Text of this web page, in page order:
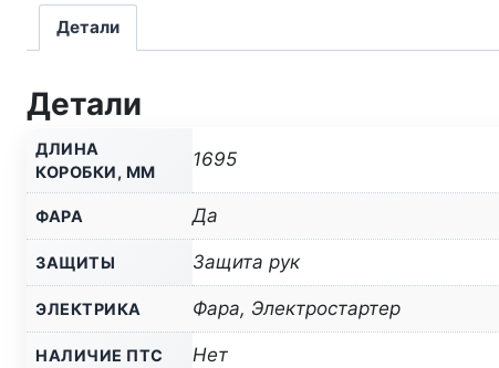
Детали
Детали
ДЛИНА
КОРОБКИ, ММ
1695
ФАРА Да
ЗАЩИТЫ Защита рук
ЭЛЕКТРИКА Фара, Электростартер
НАЛИЧИЕ ПТС Нет